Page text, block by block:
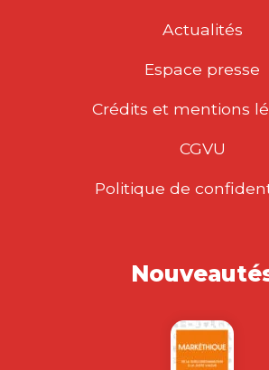
Actualités
Espace presse
Crédits et mentions
CGVU
Politique de